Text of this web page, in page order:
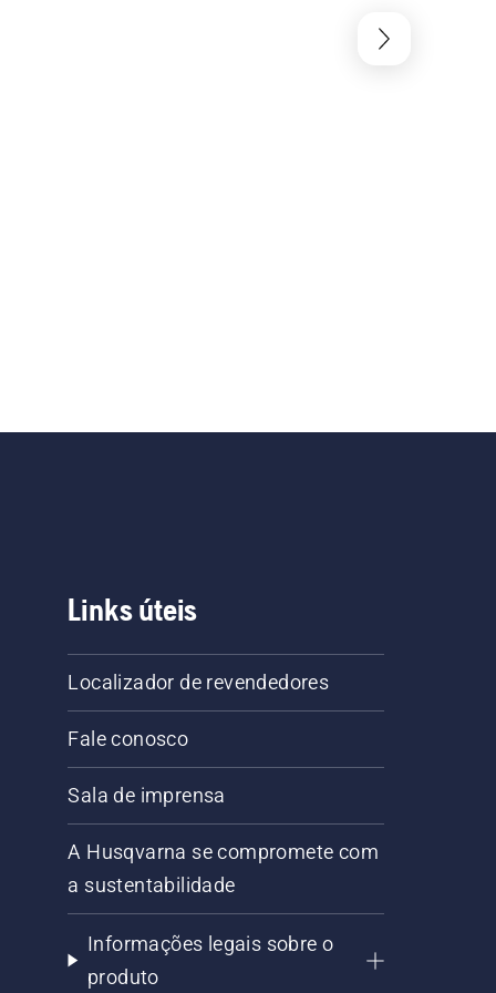
Links úteis
Localizador de revendedores
Fale conosco
Sala de imprensa
A Husqvarna se compromete com
a sustentabilidade
Informações legais sobre o
produto